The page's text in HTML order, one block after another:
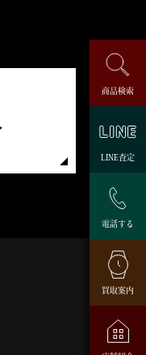
商品検索
LINE査定
電話する
買取案内